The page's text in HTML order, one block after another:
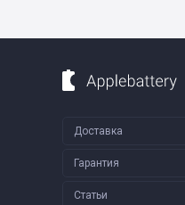
Доставка
Гарантия
Статьи